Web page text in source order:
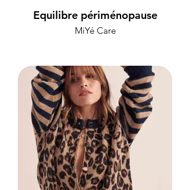
Equilibre périménopause
MiYé Care